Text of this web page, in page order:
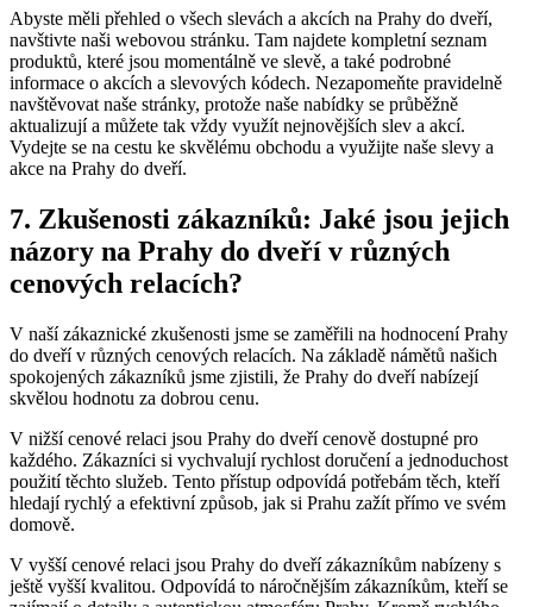
Abyste měli přehled o všech slevách a akcích na Prahy do dveří,
navštivte naši webovou stránku. Tam najdete kompletní seznam
produktů, které jsou momentálně ve slevě, a také podrobné
informace o akcích a slevových kódech. Nezapomeňte pravidelně
navštěvovat naše stránky, protože naše nabídky se průběžně
aktualizují a můžete tak vždy využít nejnovějších slev a akcí.
Vydejte se na cestu ke skvělému obchodu a využijte naše slevy a
akce na Prahy do dveří.
7. Zkušenosti zákazníků: Jaké jsou jejich
názory na Prahy do dveří v různých
cenových relacích?
V naší zákaznické zkušenosti jsme se zaměřili na hodnocení Prahy
do dveří v různých cenových relacích. Na základě námětů našich
spokojených zákazníků jsme zjistili, že Prahy do dveří nabízejí
skvělou hodnotu za dobrou cenu.
V nižší cenové relaci jsou Prahy do dveří cenově dostupné pro
každého. Zákazníci si vychvalují rychlost doručení a jednoduchost
použití těchto služeb. Tento přístup odpovídá potřebám těch, kteří
hledají rychlý a efektivní způsob, jak si Prahu zažít přímo ve svém
domově.
V vyšší cenové relaci jsou Prahy do dveří zákazníkům nabízeny s
ještě vyšší kvalitou. Odpovídá to náročnějším zákazníkům, kteří se